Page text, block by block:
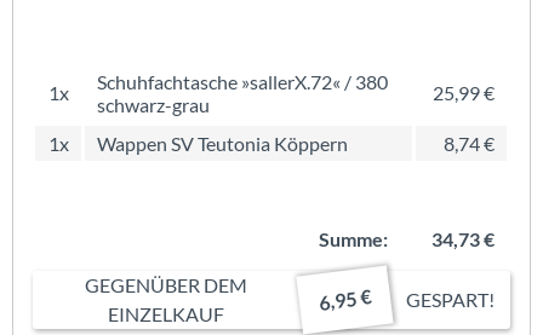
1x
Schuhfachtasche »sallerX.72« / 380
schwarz-grau
25,99 €
1x Wappen SV Teutonia Köppern 8,74 €
Summe:
34,73 €
GEGENÜBER DEM
EINZELKAUF
6,95 € GESPART!